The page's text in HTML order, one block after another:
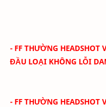
- FF THƯỜNG HEADSHOT
ĐẦU LOẠI KHÔNG LỖI
- FF THƯỜNG HEADSHOT